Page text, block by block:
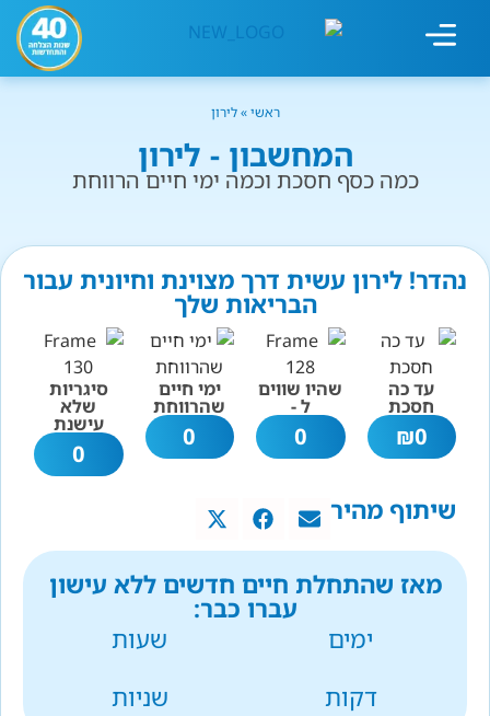
ראשי»לירון
המחשבון - לירון
כמה כסף חסכת וכמה ימי חיים הרווחת
נהדר! לירון עשית דרך מצוינת וחיונית עבור
הבריאות שלך
עד כה
חסכת
0
₪
שהיו שווים
ל -
0
ימי חיים
שהרווחת
0
סיגריות
שלא
עישנת
0
שיתוף מהיר
מאז שהתחלת חיים חדשים ללא עישון
עברו כבר:
ימים
שעות
דקות
שניות